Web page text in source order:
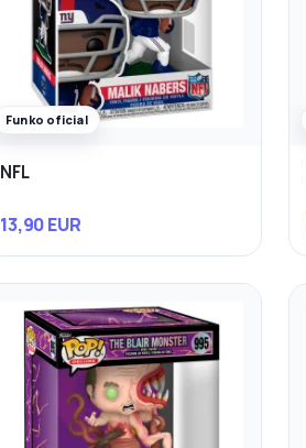
Funko oficial
NFL
13,90 EUR